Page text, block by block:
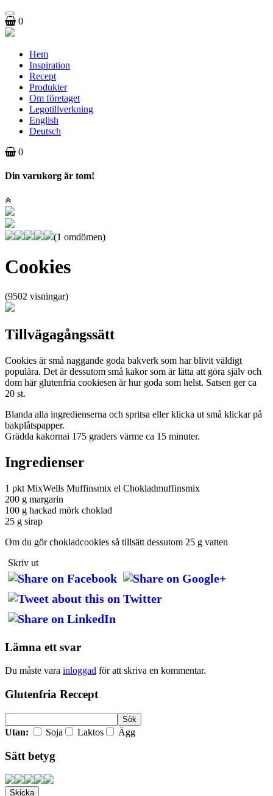
Toggle
navigation
0
Hem
Inspiration
Recept
Produkter
Om företaget
Legotillverkning
English
Deutsch
0
Din varukorg är tom!
(1 omdömen)
Cookies
(9502 visningar)
Tillvägagångssätt
Cookies är små naggande goda bakverk som har blivit väldigt
populära. Det är dessutom små kakor som är lätta att göra själv och
dom här glutenfria cookiesen är hur goda som helst. Satsen ger ca
20 st.
Blanda alla ingredienserna och spritsa eller klicka ut små klickar på
bakplåtspapper.
Grädda kakornai 175 graders värme ca 15 minuter.
Ingredienser
1 pkt MixWells Muffinsmix el Chokladmuffinsmix
200 g margarin
100 g hackad mörk choklad
25 g sirap
Om du gör chokladcookies så tillsätt dessutom 25 g vatten
Skriv ut
Lämna ett svar
Du måste vara inloggad för att skriva en kommentar.
Glutenfria Reccept
Utan: Soja Laktos Ägg
Sätt betyg